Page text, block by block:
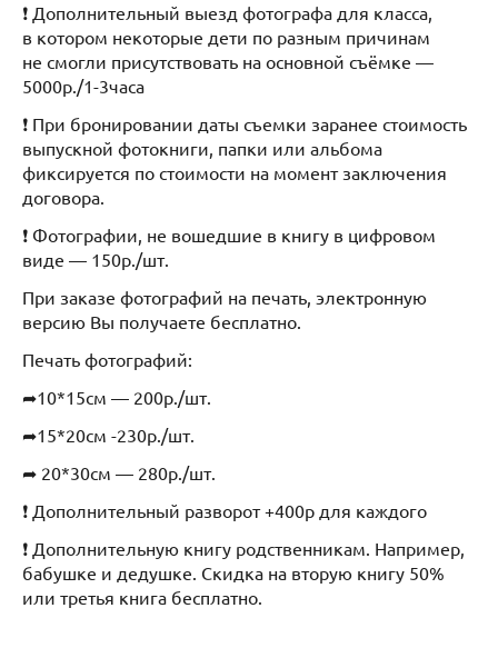
❗ Дополнительный выезд фотографа для класса,
в котором некоторые дети по разным причинам
не смогли присутствовать на основной съёмке —
5000р./1-3часа
❗ При бронировании даты съемки заранее стоимость
выпускной фотокниги, папки или альбома
фиксируется по стоимости на момент заключения
договора.
❗ Фотографии, не вошедшие в книгу в цифровом
виде — 150р./шт.
При заказе фотографий на печать, электронную
версию Вы получаете бесплатно.
Печать фотографий:
➦10*15см — 200р./шт.
➦15*20см -230р./шт.
➦ 20*30см — 280р./шт.
❗ Дополнительный разворот +400р для каждого
❗ Дополнительную книгу родственникам. Например,
бабушке и дедушке. Скидка на вторую книгу 50%
или третья книга бесплатно.